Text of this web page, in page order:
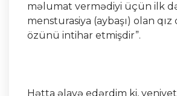
məlumat vermədiyi üçün ilk
mensturasiya (aybaşı) olan qız
özünü intihar etmişdir”.
Hətta əlavə edərdim ki,